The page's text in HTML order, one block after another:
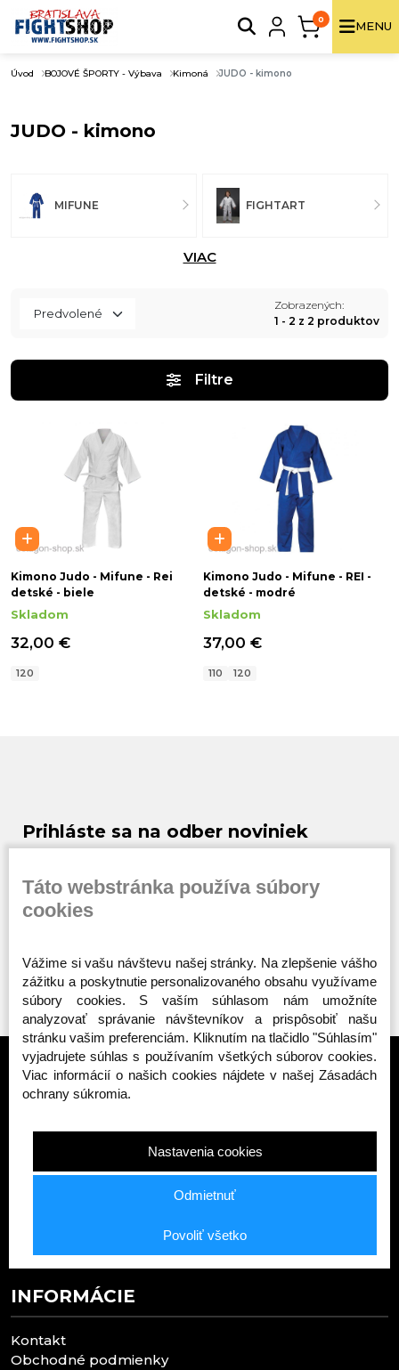
0
MENU
Úvod BOJOVÉ ŠPORTY - Výbava Kimoná JUDO - kimono
JUDO - kimono
MIFUNE FIGHTART
VIAC
Zobrazených:
1 - 2 z 2 produktov
Filtre
Kimono Judo - Mifune - Rei
detské - biele
Skladom
32,00 €
120
Kimono Judo - Mifune - REI -
detské - modré
Skladom
37,00 €
110 120
Prihláste sa na odber noviniek
noviniek ešte dnes
Public enemy
INFORMÁCIE
Kontakt
Obchodné podmienky
Táto webstránka používa súbory
cookies
Vážime si vašu návštevu našej stránky. Na zlepšenie vášho
zážitku a poskytnutie personalizovaného obsahu využívame
súbory cookies. S vaším súhlasom nám umožníte
analyzovať správanie návštevníkov a prispôsobiť našu
stránku vašim preferenciám. Kliknutím na tlačidlo "Súhlasím"
vyjadrujete súhlas s používaním všetkých súborov cookies.
Viac informácií o našich cookies nájdete v našej Zásadách
ochrany súkromia.
Nastavenia cookies
Odmietnuť
Povoliť všetko